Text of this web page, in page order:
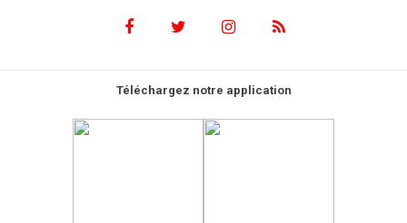
Téléchargez notre application